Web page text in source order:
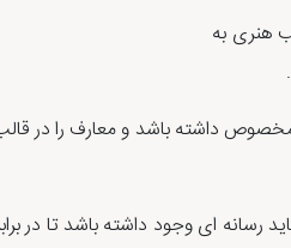
هنری به
داشته باشد و معارف را در
رسانه ای وجود داشته باشد تا در